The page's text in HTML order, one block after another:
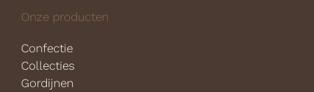
Onze producten
Confectie
Collecties
Gordijnen